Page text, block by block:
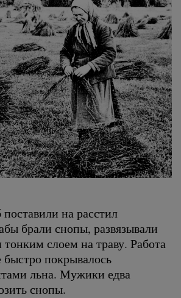
на расстил
брали снопы, развязывали
тонким слоем на траву. Работа
быстро покрывалось
льна. Мужики едва
снопы.